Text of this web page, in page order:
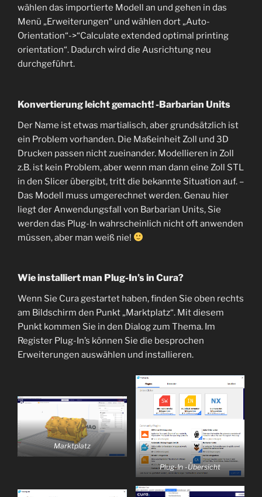
wählen das importierte Modell an und gehen in das
Menü „Erweiterungen“ und wählen dort „Auto-
Orientation“->“Calculate extended optimal printing
orientation“. Dadurch wird die Ausrichtung neu
durchgeführt.
Konvertierung leicht gemacht! -Barbarian Units
Der Name ist etwas martialisch, aber grundsätzlich ist
ein Problem vorhanden. Die Maßeinheit Zoll und 3D
Drucken passen nicht zueinander. Modellieren in Zoll
z.B. ist kein Problem, aber wenn man dann eine Zoll STL
in den Slicer übergibt, tritt die bekannte Situation auf. –
Das Modell muss umgerechnet werden. Genau hier
liegt der Anwendungsfall von Barbarian Units, Sie
werden das Plug-In wahrscheinlich nicht oft anwenden
müssen, aber man weiß nie!
Wie installiert man Plug-In’s in Cura?
Wenn Sie Cura gestartet haben, finden Sie oben rechts
am Bildschirm den Punkt „Marktplatz“. Mit diesem
Punkt kommen Sie in den Dialog zum Thema. Im
Register Plug-In’s können Sie die besprochen
Erweiterungen auswählen und installieren.
Marktplatz
Plug-In -Übersicht